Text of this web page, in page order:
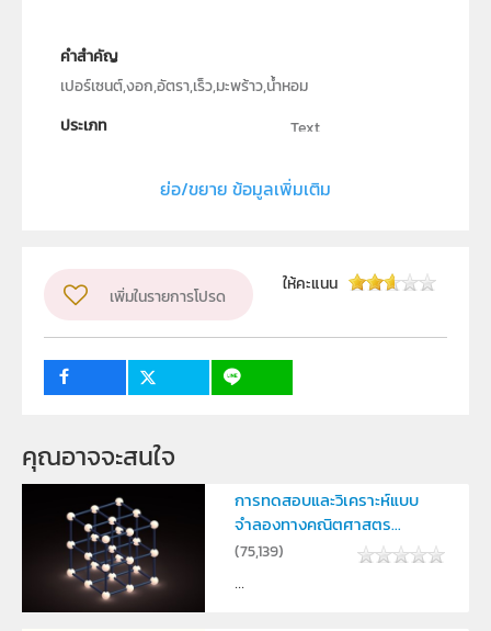
คำสำคัญ
เปอร์เซนต์,งอก,อัตรา,เร็ว,มะพร้าว,น้ำหอม
ประเภท
Text
โรงเรียนสามพรานวิทยา จังหวัดนครปฐม
รุ่งเรือง
ระดับชั้น
ม.4, ม.5, ม.6
กลุ่มเป้าหมาย
ย่อ/ขยาย ข้อมูลเพิ่มเติม
เพิ่มในรายการโปรด
ให้คะแนน
คุณอาจจะสนใจ
การทดสอบและวิเคราะห์แบบ
จำลองทางคณิตศาสตร...
(75,139)
...